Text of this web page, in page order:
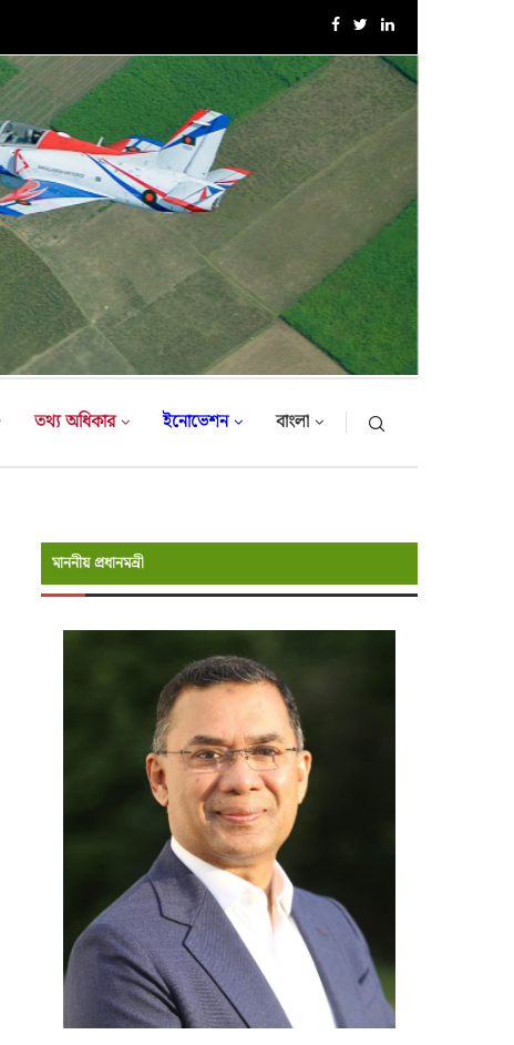
এক্সারসাইজ টাইগার লাইটনিং-২০২৬ এর উদ্বোধনী অনুষ্ঠান
তথ্য অধিকার ইনোভেশন বাংলা
মাননীয় প্রধানমন্রী